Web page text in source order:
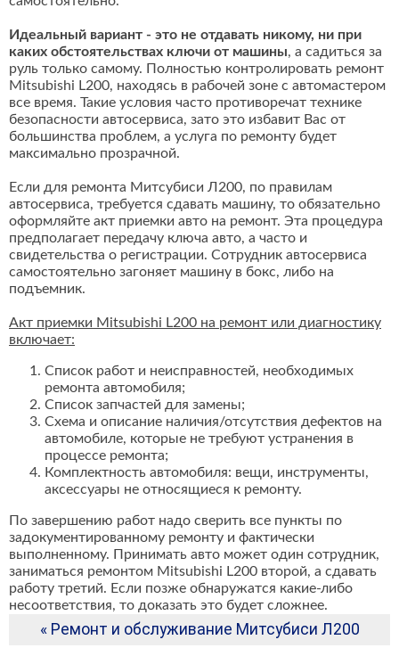
Идеальный вариант - это не отдавать никому, ни при
каких обстоятельствах ключи от машины, а садиться за
руль только самому. Полностью контролировать ремонт
Mitsubishi L200, находясь в рабочей зоне с автомастером
все время. Такие условия часто противоречат технике
безопасности автосервиса, зато это избавит Вас от
большинства проблем, а услуга по ремонту будет
максимально прозрачной.
Если для ремонта Митсубиси Л200, по правилам
автосервиса, требуется сдавать машину, то обязательно
оформляйте акт приемки авто на ремонт. Эта процедура
предполагает передачу ключа авто, а часто и
свидетельства о регистрации. Сотрудник автосервиса
самостоятельно загоняет машину в бокс, либо на
подъемник.
Акт приемки Mitsubishi L200 на ремонт или диагностику
включает:
Список работ и неисправностей, необходимых
ремонта автомобиля;
Список запчастей для замены;
Схема и описание наличия/отсутствия дефектов на
автомобиле, которые не требуют устранения в
процессе ремонта;
Комплектность автомобиля: вещи, инструменты,
аксессуары не относящиеся к ремонту.
По завершению работ надо сверить все пункты по
задокументированному ремонту и фактически
выполненному. Принимать авто может один сотрудник,
заниматься ремонтом Mitsubishi L200 второй, а сдавать
работу третий. Если позже обнаружатся какие-либо
несоответствия, то доказать это будет сложнее.
« Ремонт и обслуживание Митсубиси Л200